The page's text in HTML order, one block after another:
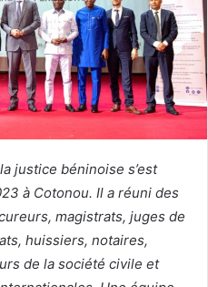
justice béninoise s’est
à Cotonou. Il a réuni des
magistrats, juges de
huissiers, notaires,
de la société civile et